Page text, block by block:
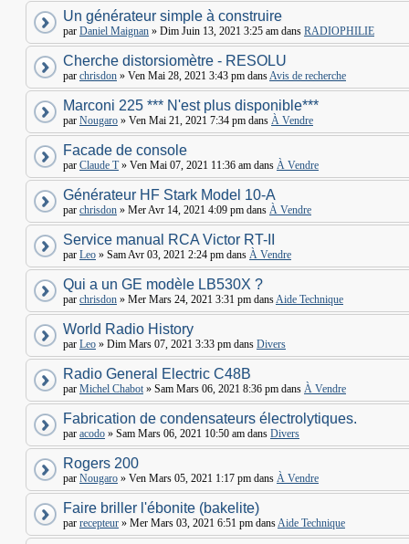
Un générateur simple à construire
par Daniel Maignan » Dim Juin 13, 2021 3:25 am dans RADIOPHILIE
Cherche distorsiomètre - RESOLU
par chrisdon » Ven Mai 28, 2021 3:43 pm dansAvis de recherche
Marconi 225 *** N'est plus disponible***
par Nougaro » Ven Mai 21, 2021 7:34 pm dans À Vendre
Facade de console
par Claude T» Ven Mai 07, 2021 11:36 am dans À Vendre
Générateur HF Stark Model 10-A
par chrisdon » Mer Avr 14, 2021 4:09 pm dans À Vendre
Service manual RCA Victor RT-II
par Leo » Sam Avr 03, 2021 2:24 pm dans À Vendre
Qui a un GE modèle LB530X ?
par chrisdon » Mer Mars 24, 2021 3:31 pm dansAide Technique
World Radio History
par Leo » Dim Mars 07, 2021 3:33 pm dans Divers
Radio General Electric C48B
par Michel Chabot» Sam Mars 06, 2021 8:36 pm dans À Vendre
Fabrication de condensateurs électrolytiques.
par acodo » Sam Mars 06, 2021 10:50 am dans Divers
Rogers 200
par Nougaro » Ven Mars 05, 2021 1:17 pm dans À Vendre
Faire briller l'ébonite (bakelite)
par recepteur » Mer Mars 03, 2021 6:51 pm dansAide Technique